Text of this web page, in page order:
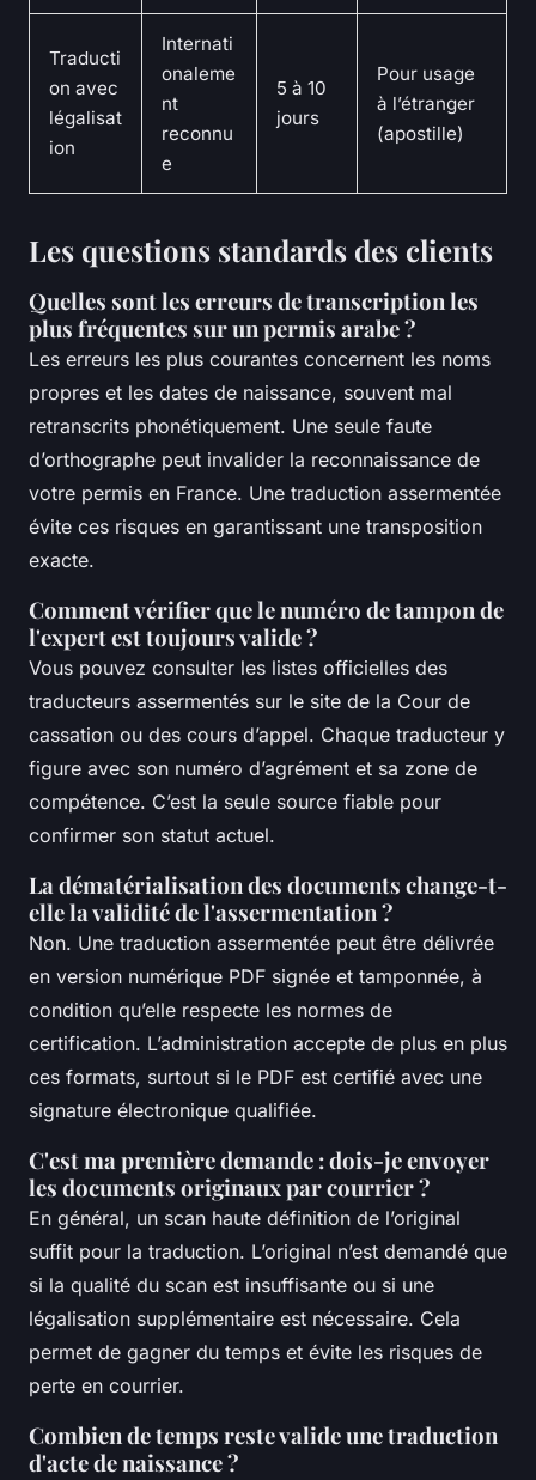
Traducti
on avec
légalisat
ion
Internati
onaleme
nt
reconnu
e
5 à 10
jours
Pour usage
à l’étranger
(apostille)
Les questions standards des clients
Quelles sont les erreurs de transcription les
plus fréquentes sur un permis arabe ?
Les erreurs les plus courantes concernent les noms
propres et les dates de naissance, souvent mal
retranscrits phonétiquement. Une seule faute
d’orthographe peut invalider la reconnaissance de
votre permis en France. Une traduction assermentée
évite ces risques en garantissant une transposition
exacte.
Comment vérifier que le numéro de tampon de
l'expert est toujours valide ?
Vous pouvez consulter les listes officielles des
traducteurs assermentés sur le site de la Cour de
cassation ou des cours d’appel. Chaque traducteur y
figure avec son numéro d’agrément et sa zone de
compétence. C’est la seule source fiable pour
confirmer son statut actuel.
La dématérialisation des documents change-t-
elle la validité de l'assermentation ?
Non. Une traduction assermentée peut être délivrée
en version numérique PDF signée et tamponnée, à
condition qu’elle respecte les normes de
certification. L’administration accepte de plus en plus
ces formats, surtout si le PDF est certifié avec une
signature électronique qualifiée.
C'est ma première demande : dois-je envoyer
les documents originaux par courrier ?
En général, un scan haute définition de l’original
suffit pour la traduction. L’original n’est demandé que
si la qualité du scan est insuffisante ou si une
légalisation supplémentaire est nécessaire. Cela
permet de gagner du temps et évite les risques de
perte en courrier.
Combien de temps reste valide une traduction
d'acte de naissance ?